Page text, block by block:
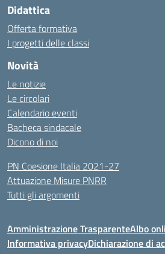
Didattica
Offerta formativa
I progetti delle classi
Novità
Le notizie
Le circolari
Calendario eventi
Bacheca sindacale
Dicono di noi
PN Coesione Italia 2021-27
Attuazione Misure PNRR
Tutti gli argomenti
Amministrazione TrasparenteAlbo
Informativa privacyDichiarazione di